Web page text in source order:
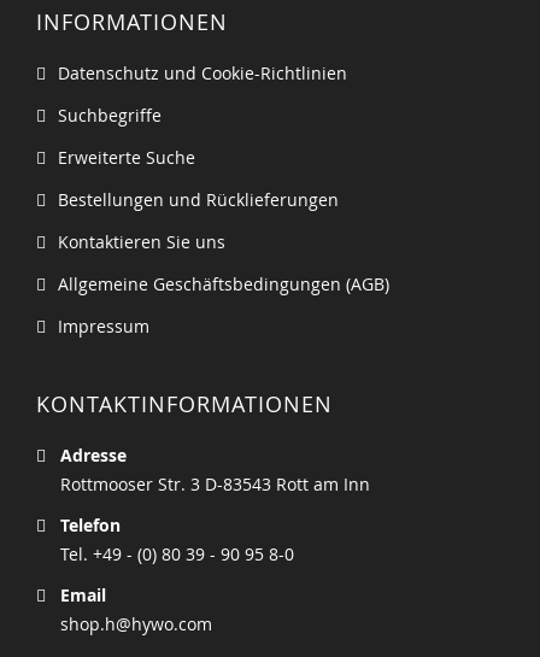
INFORMATIONEN
Datenschutz und Cookie-Richtlinien
Suchbegriffe
Erweiterte Suche
Bestellungen und Rücklieferungen
Kontaktieren Sie uns
Allgemeine Geschäftsbedingungen (AGB)
Impressum
KONTAKTINFORMATIONEN
Adresse
Rottmooser Str. 3 D-83543 Rott am Inn
Telefon
Tel. +49 - (0) 80 39 - 90 95 8-0
Email
shop.h@hywo.com